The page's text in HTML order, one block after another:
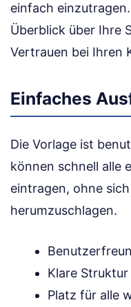
einfach
Überblick über Ihre
Vertrauen bei Ihren
Einfaches
Die Vorlage ist
können schnell alle
eintragen, ohne
herumzuschlagen.
Klare
Platz für alle